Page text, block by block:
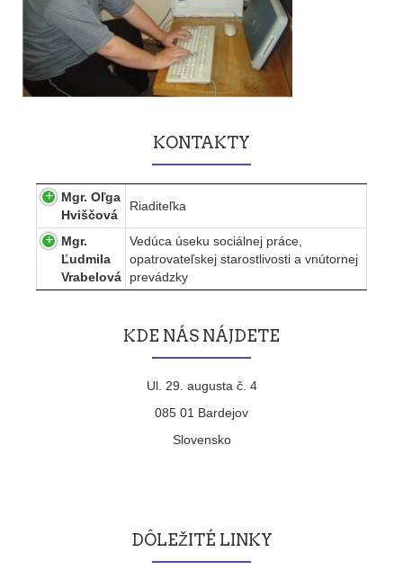
KONTAKTY
Mgr. Oľga
Hviščová
Riaditeľka
Mgr.
Ľudmila
Vrabelová
Vedúca úseku sociálnej práce,
opatrovateľskej starostlivosti a vnútornej
prevádzky
KDE NÁS NÁJDETE
Ul. 29. augusta č. 4
085 01 Bardejov
Slovensko
DÔLEŽITÉ LINKY